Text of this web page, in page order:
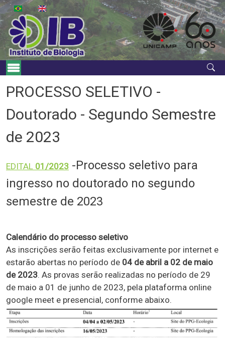
Skip to main content
Main Menu
PROCESSO SELETIVO -
Doutorado - Segundo Semestre
de 2023
EDITAL 01/2023 -Processo seletivo para
ingresso no doutorado no segundo
semestre de 2023
Calendário do processo seletivo
As inscrições serão feitas exclusivamente por internet e
estarão abertas no período de 04 de abril a 02 de maio
de 2023. As provas serão realizadas no período de 29
de maio a 01 de junho de 2023, pela plataforma online
google meet e presencial, conforme abaixo.